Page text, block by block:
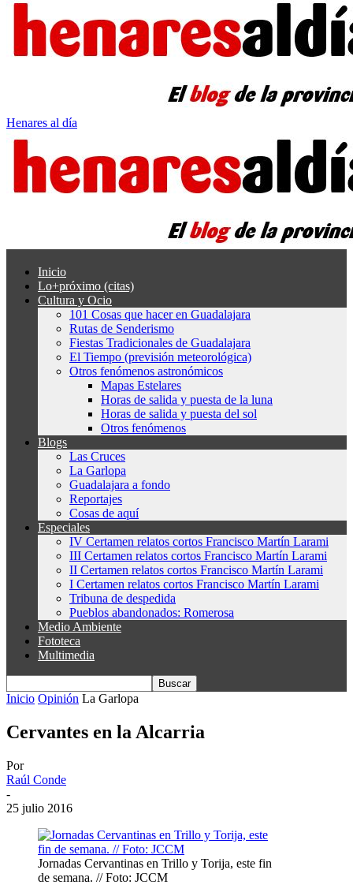
Henares al día
Inicio
Lo+próximo (citas)
Cultura y Ocio
101 Cosas que hacer en Guadalajara
Rutas de Senderismo
Fiestas Tradicionales de Guadalajara
El Tiempo (previsión meteorológica)
Otros fenómenos astronómicos
Mapas Estelares
Horas de salida y puesta de la luna
Horas de salida y puesta del sol
Otros fenómenos
Blogs
Las Cruces
La Garlopa
Guadalajara a fondo
Reportajes
Cosas de aquí
Especiales
IV Certamen relatos cortos Francisco Martín Larami
III Certamen relatos cortos Francisco Martín Larami
II Certamen relatos cortos Francisco Martín Larami
I Certamen relatos cortos Francisco Martín Larami
Tribuna de despedida
Pueblos abandonados: Romerosa
Medio Ambiente
Fototeca
Multimedia
Inicio Opinión La Garlopa
Cervantes en la Alcarria
Por
Raúl Conde
-
25 julio 2016
Jornadas Cervantinas en Trillo y Torija, este fin
de semana. // Foto: JCCM